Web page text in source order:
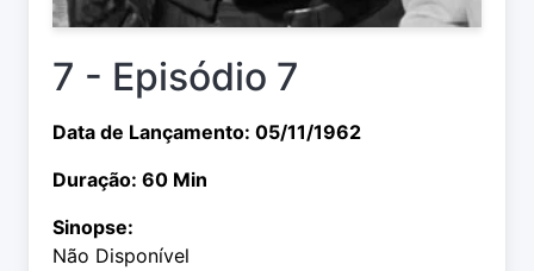
7 - Episódio 7
Data de Lançamento: 05/11/1962
Duração: 60 Min
Sinopse:
Não Disponível